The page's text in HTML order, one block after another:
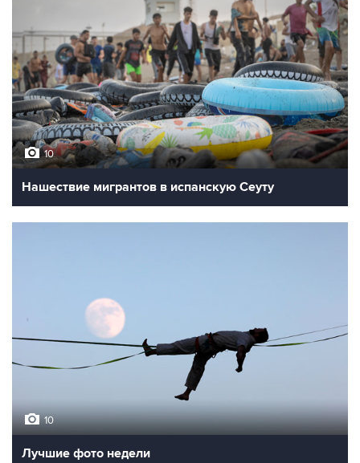
10
Нашествие мигрантов в испанскую Сеуту
10
Лучшие фото недели